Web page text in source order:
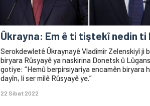
Ûkrayna: Em ê ti tiştekî nedin ti
Serokdewletê Ûkraynayê Vladîmîr Zelenskiyî ji
biryara Rûsyayê ya naskirina Donetsk û
gotiye: “Hemû berpirsiyariya encamên biryara
dayîn, li ser milê Rûsyayê ye.”
22 Sibat 2022